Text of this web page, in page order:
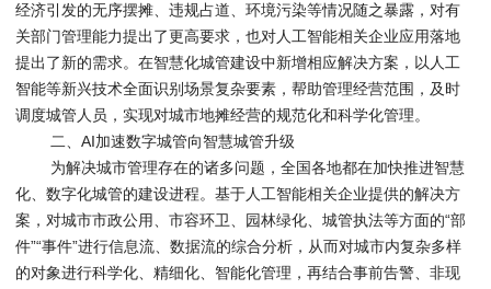
经济引发的无序摆摊、违规占道、环境污染等情况随之暴露，对有
关部门管理能力提出了更高要求，也对人工智能相关企业应用落地
提出了新的需求。在智慧化城管建设中新增相应解决方案，以人工
智能等新兴技术全面识别场景复杂要素，帮助管理经营范围，及时
调度城管人员，实现对城市地摊经营的规范化和科学化管理。
二、AI加速数字城管向智慧城管升级
为解决城市管理存在的诸多问题，全国各地都在加快推进智慧
化、数字化城管的建设进程。基于人工智能相关企业提供的解决方
案，对城市市政公用、市容环卫、园林绿化、城管执法等方面的“部
件”“事件”进行信息流、数据流的综合分析，从而对城市内复杂多样
的对象进行科学化、精细化、智能化管理，再结合事前告警、非现